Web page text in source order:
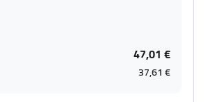
47,01 €
37,61 €